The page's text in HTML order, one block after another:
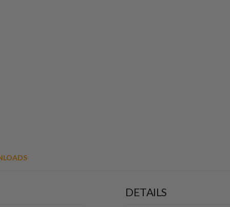
DETAILS